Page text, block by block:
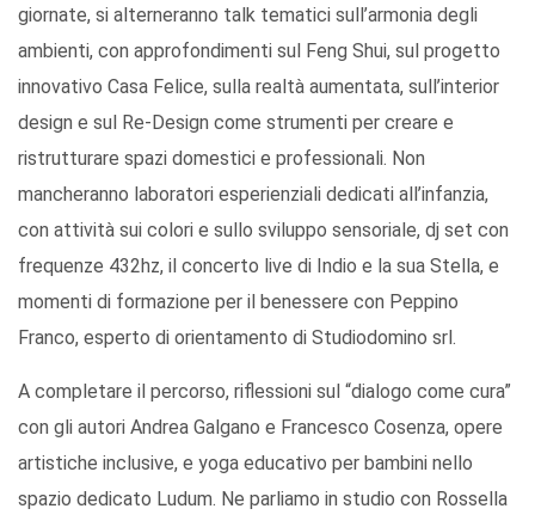
giornate, si alterneranno talk tematici sull’armonia degli
ambienti, con approfondimenti sul Feng Shui, sul progetto
innovativo Casa Felice, sulla realtà aumentata, sull’interior
design e sul Re-Design come strumenti per creare e
ristrutturare spazi domestici e professionali. Non
mancheranno laboratori esperienziali dedicati all’infanzia,
con attività sui colori e sullo sviluppo sensoriale, dj set con
frequenze 432hz, il concerto live di Indio e la sua Stella, e
momenti di formazione per il benessere con Peppino
Franco, esperto di orientamento di Studiodomino srl.
A completare il percorso, riflessioni sul “dialogo come cura”
con gli autori Andrea Galgano e Francesco Cosenza, opere
artistiche inclusive, e yoga educativo per bambini nello
spazio dedicato Ludum. Ne parliamo in studio con Rossella